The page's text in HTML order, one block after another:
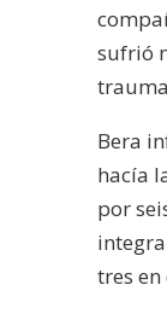
sufrió
Bera
hacía
por
tres